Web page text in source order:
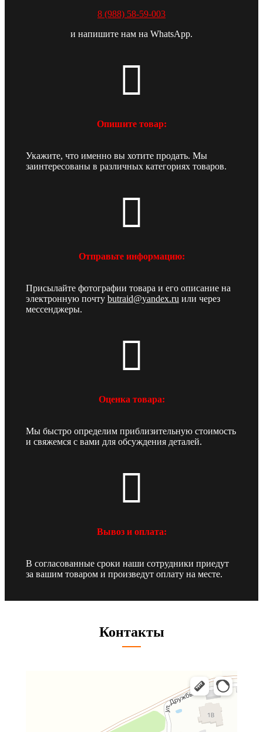
8 (988) 58-59-003
и напишите нам на WhatsApp.
Опишите товар:
Укажите, что именно вы хотите продать. Мы
заинтересованы в различных категориях товаров.
Отправьте информацию:
Присылайте фотографии товара и его описание на
электронную почту butraid@yandex.ru или через
мессенджеры.
Оценка товара:
Мы быстро определим приблизительную стоимость
и свяжемся с вами для обсуждения деталей.
Вывоз и оплата:
В согласованные сроки наши сотрудники приедут
за вашим товаром и произведут оплату на месте.
Контакты